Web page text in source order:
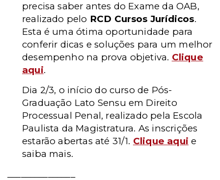
precisa saber antes do Exame da OAB,
realizado pelo RCD Cursos Jurídicos.
Esta é uma ótima oportunidade para
conferir dicas e soluções para um melhor
desempenho na prova objetiva. Clique
aqui.
Dia 2/3, o início do curso de Pós-
Graduação Lato Sensu em Direito
Processual Penal, realizado pela Escola
Paulista da Magistratura. As inscrições
estarão abertas até 31/1. Clique aqui e
saiba mais.